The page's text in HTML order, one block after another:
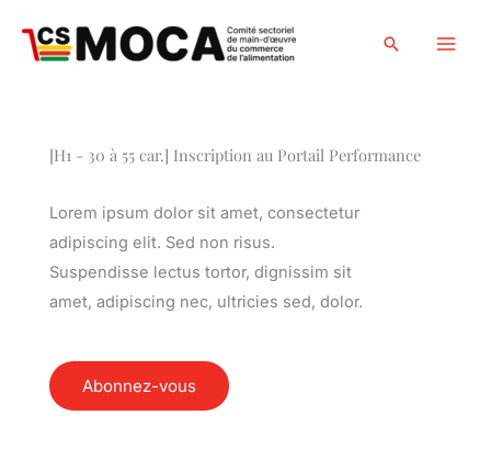
Search
[H1 - 30 à 55 car.] Inscription au Portail Performance
Lorem ipsum dolor sit amet, consectetur
adipiscing elit. Sed non risus.
Suspendisse lectus tortor, dignissim sit
amet, adipiscing nec, ultricies sed, dolor.
Abonnez-vous